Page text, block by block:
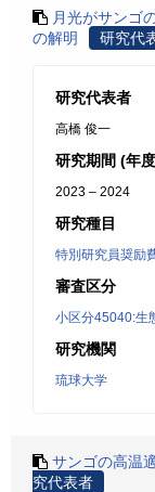
月光がサンゴ
の解明
研究代
研究代表者
高橋 俊一
研究期間 (年
2023 – 2024
研究種目
特別研究員奨励
審査区分
小区分45040:生
研究機関
琉球大学
サンゴの高温
究代表者